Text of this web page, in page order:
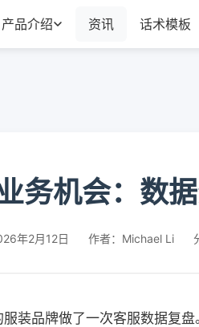
产品介绍 资讯 话术模板
务机会：数
年2月12日 作者：Michael Li
装品牌做了一次客服数据复